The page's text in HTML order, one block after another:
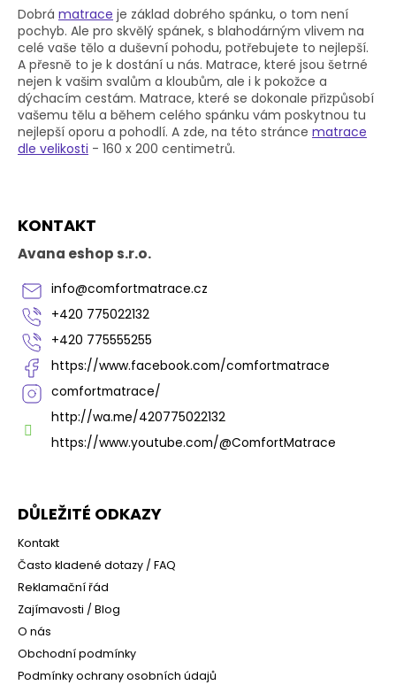
a
c
í
p
r
v
k
y
v
v
á
n
í
Dobrá matrace je základ dobrého spánku, o tom není
pochyb. Ale pro skvělý spánek, s blahodárným vlivem na
celé vaše tělo a duševní pohodu, potřebujete to nejlepší.
A přesně to je k dostání u nás. Matrace, které jsou šetrné
nejen k vašim svalům a kloubům, ale i k pokožce a
dýchacím cestám. Matrace, které se dokonale přizpůsobí
vašemu tělu a během celého spánku vám poskytnou tu
nejlepší oporu a pohodlí. A zde, na této stránce matrace
dle velikosti - 160 x 200 centimetrů.
KONTAKT
Avana eshop s.r.o.
info@comfortmatrace.cz
+420 775022132
+420 775555255
https://www.facebook.com/comfortmatrace
comfortmatrace/
http://wa.me/420775022132
https://www.youtube.com/@ComfortMatrace
DŮLEŽITÉ ODKAZY
Kontakt
Často kladené dotazy / FAQ
Reklamační řád
Zajímavosti / Blog
O nás
Obchodní podmínky
Podmínky ochrany osobních údajů